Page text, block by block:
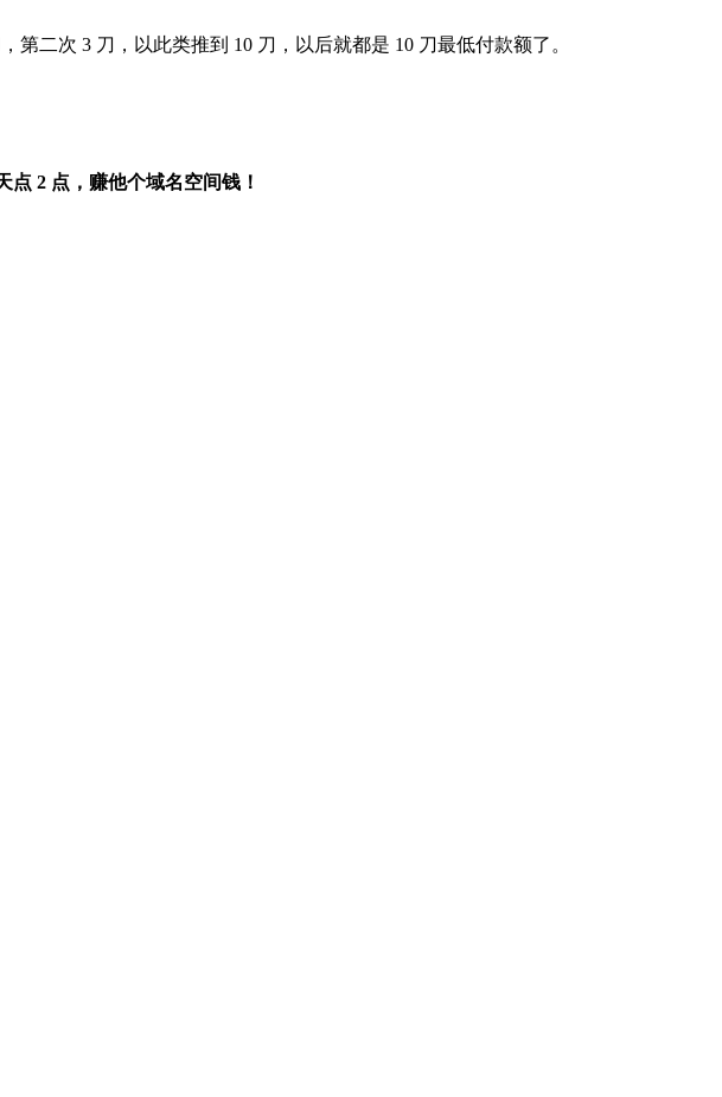
二次 3 刀，以此类推到 10 刀，以后就都是 10 刀最低付款额了。
点 2 点，赚他个域名空间钱！